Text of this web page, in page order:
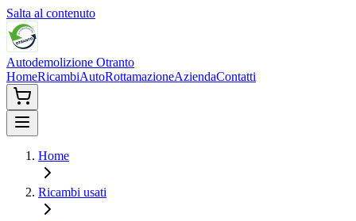
Salta al contenuto
Autodemolizione Otranto
HomeRicambiAutoRottamazioneAziendaContatti
Home
Ricambi usati